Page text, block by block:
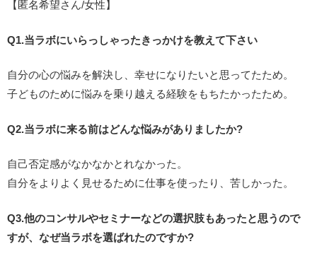
【匿名希望さん/女性】
Q1.当ラボにいらっしゃったきっかけを教えて下さい
自分の心の悩みを解決し、幸せになりたいと思ってたため。
子どものために悩みを乗り越える経験をもちたかったため。
Q2.当ラボに来る前はどんな悩みがありましたか?
自己否定感がなかなかとれなかった。
自分をよりよく見せるために仕事を使ったり、苦しかった。
Q3.他のコンサルやセミナーなどの選択肢もあったと思うので
すが、なぜ当ラボを選ばれたのですか?